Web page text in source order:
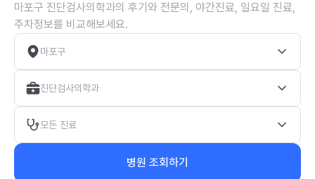
마포구 진단검사의학과의 후기와 전문의, 야간진료, 일요일 진료,
주차정보를 비교해보세요.
마포구
진단검사의학과
모든 진료
병원 조회하기